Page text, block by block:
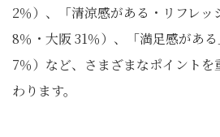
2％）、「清涼感がある・リフレッ
8％・大阪 31％）、「満足感があ
7％）など、さまざまなポイント
わります。